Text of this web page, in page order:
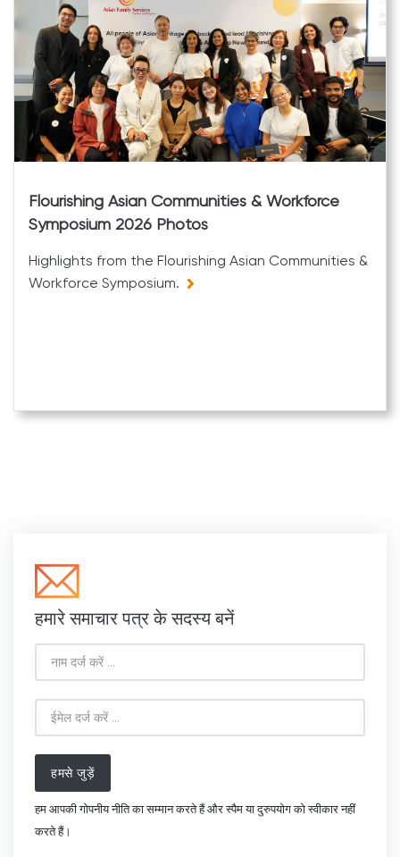
Flourishing Asian Communities & Workforce
Symposium 2026 Photos
Highlights from the Flourishing Asian Communities &
Workforce Symposium.
हमारे समाचार पत्र के सदस्य बनें
हमसे जुड़ें
हम आपकी गोपनीय नीति का सम्मान करते हैं और स्पैम या दुरुपयोग को स्वीकार नहीं
करते हैं।